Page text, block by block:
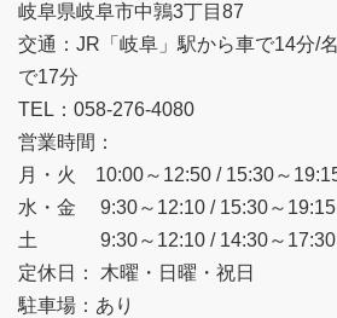
岐阜県岐阜市中鶉3丁目87
交通：JR「岐阜」駅から車で14分/
で17分
TEL：058-276-4080
営業時間：
月・火 10:00～12:50 / 15:30～
水・金 9:30～12:10 / 15:30～19:15
土 9:30～12:10 / 14:30～17:30
定休日： 木曜・日曜・祝日
駐車場：あり